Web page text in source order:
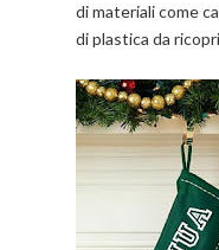
di materiali come
di plastica da